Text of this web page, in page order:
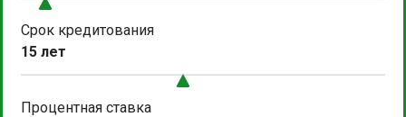
Срок кредитования
15 лет
Процентная ставка